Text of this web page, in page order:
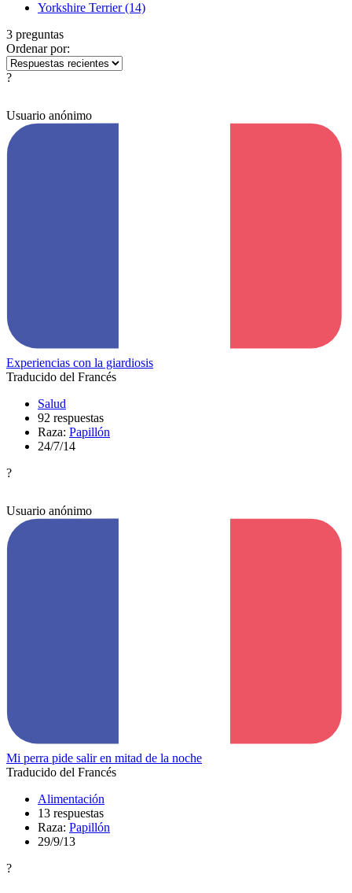
Yorkshire Terrier(14)
3 preguntas
Ordenar por:
?
Usuario anónimo
Experiencias con la giardiosis
Traducido del Francés
Salud
92 respuestas
Raza: Papillón
24/7/14
?
Usuario anónimo
Mi perra pide salir en mitad de la noche
Traducido del Francés
Alimentación
13 respuestas
Raza: Papillón
29/9/13
?